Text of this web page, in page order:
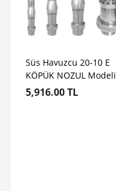
Süs Havuzcu 20-10 E
KÖPÜK NOZUL Modeli
5,916.00 TL